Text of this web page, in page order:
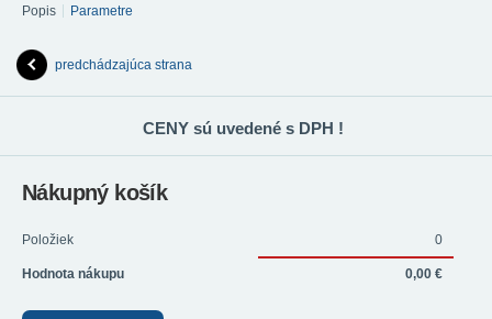
Popis Parametre
predchádzajúca strana
CENY sú uvedené s DPH !
Nákupný košík
Položiek 0
Hodnota nákupu 0,00 €